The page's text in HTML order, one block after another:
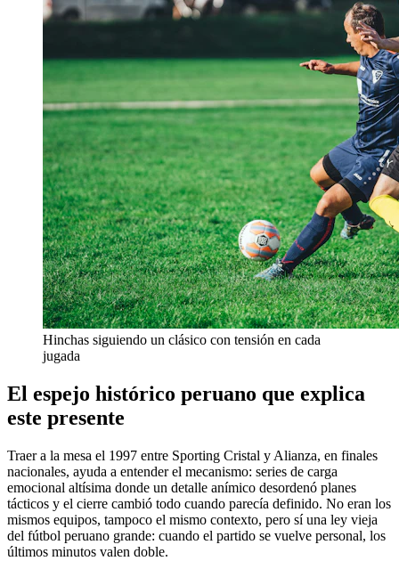
Hinchas siguiendo un clásico con tensión en cada
jugada
El espejo histórico peruano que explica
este presente
Traer a la mesa el 1997 entre Sporting Cristal y Alianza, en finales
nacionales, ayuda a entender el mecanismo: series de carga
emocional altísima donde un detalle anímico desordenó planes
tácticos y el cierre cambió todo cuando parecía definido. No eran los
mismos equipos, tampoco el mismo contexto, pero sí una ley vieja
del fútbol peruano grande: cuando el partido se vuelve personal, los
últimos minutos valen doble.